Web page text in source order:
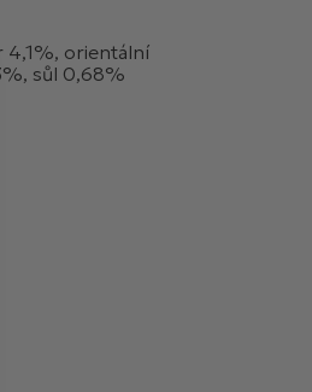
4,1%, orientální
sůl 0,68%